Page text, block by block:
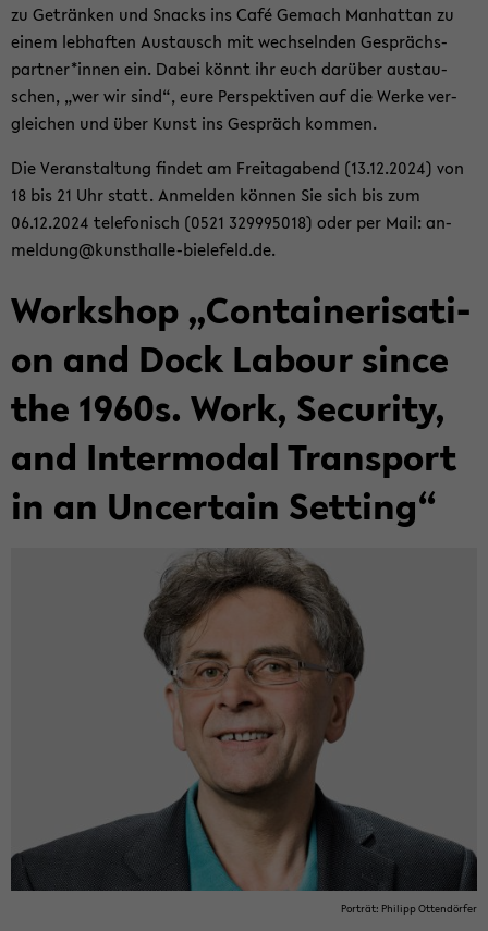
zu Ge­trän­ken und Snacks ins Café Ge­mach Man­hat­tan zu
einem leb­haf­ten Aus­tausch mit wech­seln­den Ge­sprächs­
part­ner*innen ein. Dabei könnt ihr euch dar­über aus­tau­
schen, „wer wir sind“, eure Per­spek­ti­ven auf die Werke ver­
glei­chen und über Kunst ins Ge­spräch kom­men.
Die Ver­an­stal­tung fin­det am Frei­tag­abend (13.12.2024) von
18 bis 21 Uhr statt. An­mel­den kön­nen Sie sich bis zum
06.12.2024 te­le­fo­nisch (0521 329995018) oder per Mail: an­
mel­dung@kunsthalle-​bielefeld.de.
Work­shop „Con­tai­ne­ri­sa­ti­
on and Dock La­bour since
the 1960s. Work, Se­cu­ri­ty,
and In­ter­mo­dal Trans­port
in an Un­cer­tain Set­ting“
Por­trät: Phil­ipp Ot­ten­dör­fer